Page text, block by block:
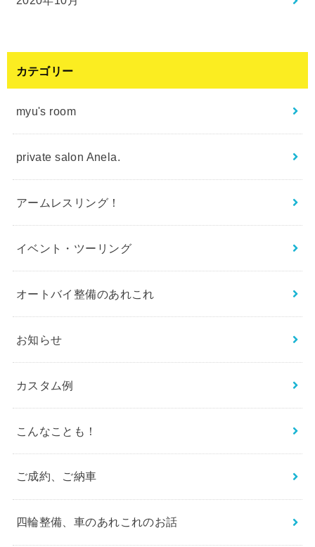
カテゴリー
myu's room
private salon Anela.
アームレスリング！
イベント・ツーリング
オートバイ整備のあれこれ
お知らせ
カスタム例
こんなことも！
ご成約、ご納車
四輪整備、車のあれこれのお話